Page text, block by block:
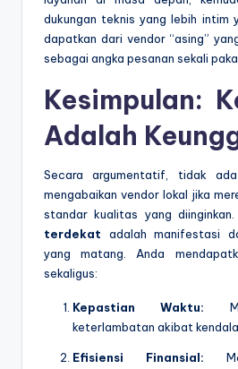
dukungan teknis yang lebih intim
dapatkan dari vendor “asing”
sebagai angka pesanan sekali
Kesimpulan:
Adalah
Secara argumentatif, tidak
mengabaikan vendor lokal jika
standar kualitas yang diinginkan.
terdekat adalah manifestasi
yang matang. Anda
sekaligus:
Kepastian Waktu:
keterlambatan akibat kendala
Efisiensi Finansial: